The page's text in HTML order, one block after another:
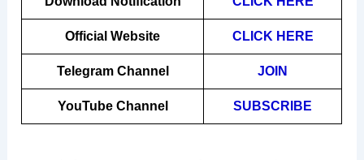
Official Website CLICK HERE
Telegram Channel JOIN
YouTube Channel SUBSCRIBE